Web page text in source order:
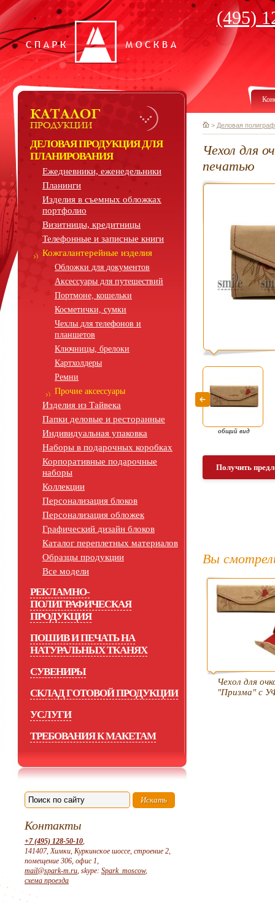
(495)
ДЕЛОВАЯ ПРОДУКЦИЯ ДЛЯ
ПЛАНИРОВАНИЯ
Ежедневники, еженедельники
Планинги
Изделия в съемных обложках
портфолио
Визитницы, кредитницы
Телефонные и записные книги
Кожгалантерейные изделия
Обложки для документов
Аксессуары для путешествий
Портмоне, кошельки
Косметички, сумки
Чехлы для телефонов и
планшетов
Ключницы, брелоки
Картхолдеры
Ремни
Прочие аксессуары
Изделия из Тайвека
Папки деловые и ресторанные
Индивидуальная упаковка
Наборы в подарочных коробках
Корпоративные подарочные
наборы
Коллекции
Персонализация блоков
Персонализация обложек
Графический дизайн блоков
Каталог переплетных материалов
Образцы продукции
Все модели
РЕКЛАМНО-
ПОЛИГРАФИЧЕСКАЯ
ПРОДУКЦИЯ
ПОШИВ И ПЕЧАТЬ НА
НАТУРАЛЬНЫХ ТКАНЯХ
СУВЕНИРЫ
СКЛАД ГОТОВОЙ ПРОДУКЦИИ
УСЛУГИ
ТРЕБОВАНИЯ К МАКЕТАМ
Контакты
+7 (495) 128-50-10,
141407, Химки, Куркинское шоссе, строение 2,
помещение 306, офис 1,
mail@spark-m.ru, skype: Spark_moscow,
схема проезда
> Деловая
Чехол для
печатью
общий вид
Получить
Вы
Чехол для
"Призма" с